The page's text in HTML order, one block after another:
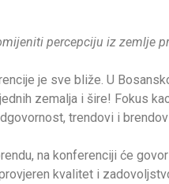
percepciju iz zemlje
je sve bliže. U
zemalja i šire! Fokus
trendovi i
na konferenciji će
kvalitet i